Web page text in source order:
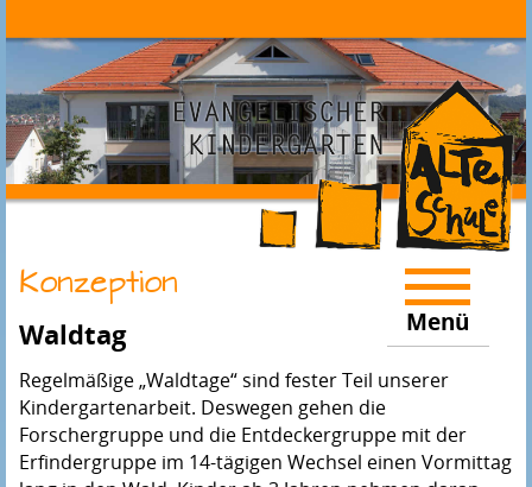
Menü
Konzeption
Waldtag
Regelmäßige „Waldtage“ sind fester Teil unserer
Kindergartenarbeit. Deswegen gehen die
Forschergruppe und die Entdeckergruppe mit der
Erfindergruppe im 14-tägigen Wechsel einen Vormittag